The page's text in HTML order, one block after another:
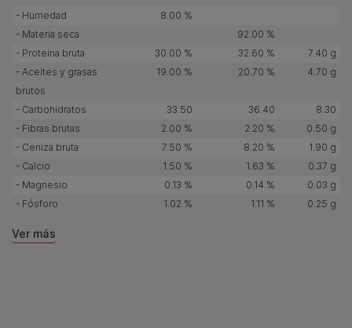
- Humedad
8.00 %
- Materia seca
92.00 %
- Proteína bruta
30.00 % 32.60 %
7.40 g
- Aceites y grasas
brutos
19.00 % 20.70 % 4.70 g
- Carbohidratos 33.50 36.40
8.30
- Fibras brutas
2.00 % 2.20 %
0.50 g
- Ceniza bruta
7.50 % 8.20 %
1.90 g
- Calcio
1.50 % 1.63 %
0.37 g
- Magnesio
0.13 % 0.14 %
0.03 g
- Fósforo
1.02 % 1.11 % 0.25 g
Ver más